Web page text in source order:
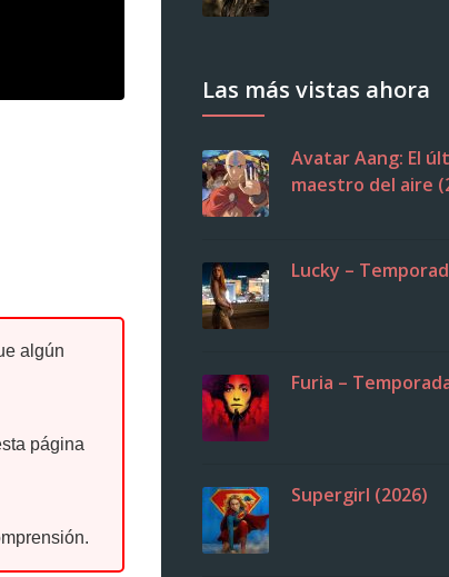
algún
página
Las más vistas ahora
Avatar Aang: El
maestro del aire
Lucky –
Furia –
Supergirl (2026)